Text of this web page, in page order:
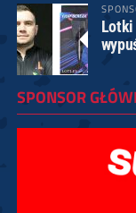
Lotki
SPONSOR